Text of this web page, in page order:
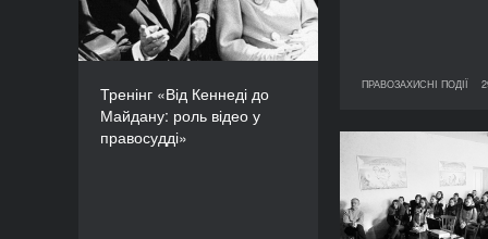
ПРАВОЗАХИСНІ ПОДІЇ
29 березня 2016
Тренінг «Від Кеннеді до
Майдану: роль відео у
правосудді»
ТРИВАЛІСТЬ
120’
Зустріч
партнерів